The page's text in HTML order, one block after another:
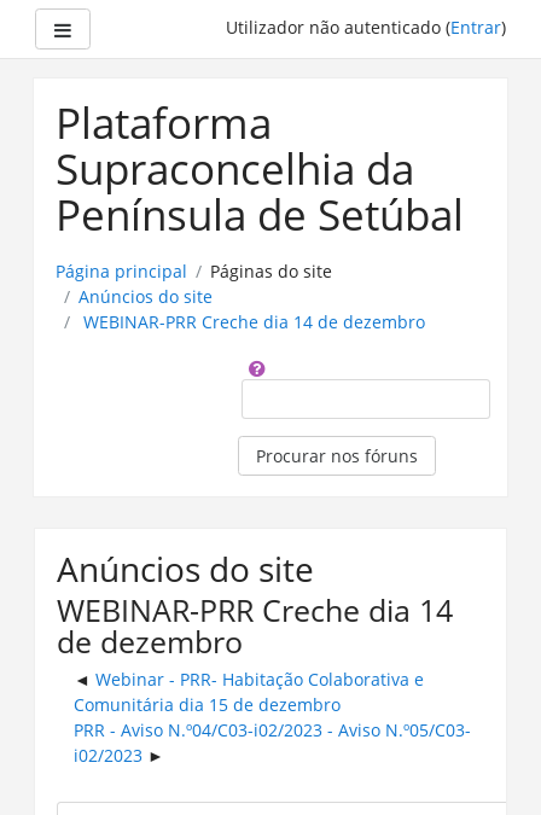
principal
Utilizador não autenticado (Entrar)
Plataforma
Supraconcelhia da
Península de Setúbal
Página principal
Páginas do site
Anúncios do site
WEBINAR-PRR Creche dia 14 de dezembro
Procurar nos fóruns
Anúncios do site
WEBINAR-PRR Creche dia 14
de dezembro
Webinar - PRR- Habitação Colaborativa e
Comunitária dia 15 de dezembro
PRR - Aviso N.º04/C03-i02/2023 - Aviso N.º05/C03-
i02/2023